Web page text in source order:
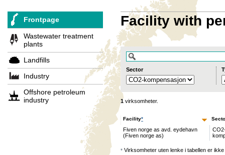
Frontpage
Wastewater treatment
plants
Landfills
Industry
Offshore petroleum
industry
Facility with
Sector
1 virksomheter.
Facility*
Fiven norge as avd. eydehavn
(Fiven norge as)
* Virksomheter uten lenke i tabellen er